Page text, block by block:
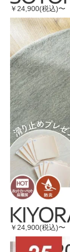
￥24,900(税込)〜
￥24,900(税込)〜